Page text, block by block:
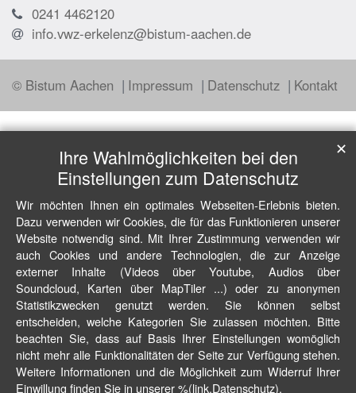
0241 4462120
info.vwz-erkelenz@bistum-aachen.de
© Bistum Aachen Impressum Datenschutz Kontakt
Ihre Wahlmöglichkeiten bei den
Einstellungen zum Datenschutz
Wir möchten Ihnen ein optimales Webseiten-Erlebnis bieten.
Dazu verwenden wir Cookies, die für das Funktionieren unserer
Website notwendig sind. Mit Ihrer Zustimmung verwenden wir
auch Cookies und andere Technologien, die zur Anzeige
externer Inhalte (Videos über Youtube, Audios über
Soundcloud, Karten über MapTiler ...) oder zu anonymen
Statistikzwecken genutzt werden. Sie können selbst
entscheiden, welche Kategorien Sie zulassen möchten. Bitte
beachten Sie, dass auf Basis Ihrer Einstellungen womöglich
nicht mehr alle Funktionalitäten der Seite zur Verfügung stehen.
Weitere Informationen und die Möglichkeit zum Widerruf Ihrer
Einwillung finden Sie in unserer %(link.Datenschutz).
✕